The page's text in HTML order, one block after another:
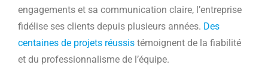
engagements et sa communication claire, l’entreprise
fidélise ses clients depuis plusieurs années. Des
centaines de projets réussis témoignent de la fiabilité
et du professionnalisme de l’équipe.